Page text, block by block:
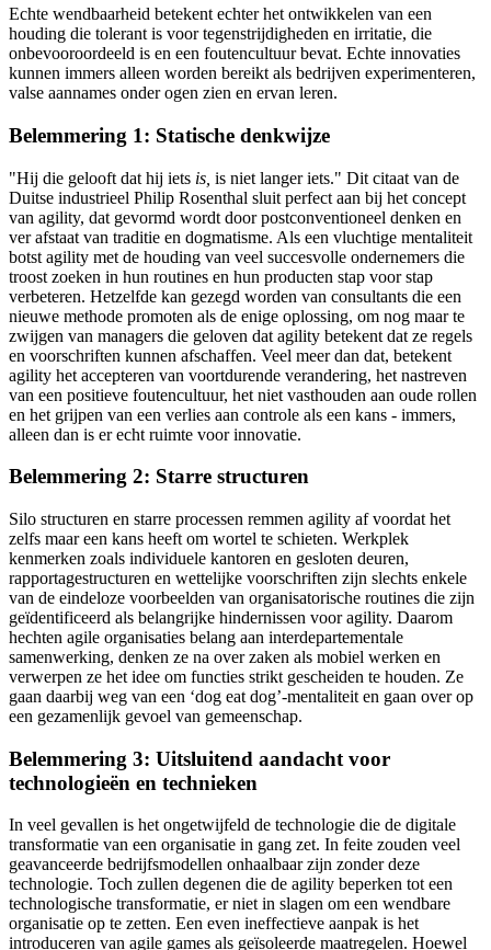
Echte wendbaarheid betekent echter het ontwikkelen van een
houding die tolerant is voor tegenstrijdigheden en irritatie, die
onbevooroordeeld is en een foutencultuur bevat. Echte innovaties
kunnen immers alleen worden bereikt als bedrijven experimenteren,
valse aannames onder ogen zien en ervan leren.
Belemmering 1: Statische denkwijze
"Hij die gelooft dat hij iets is is niet langer iets." Dit citaat van de
Duitse industrieel Philip Rosenthal sluit perfect aan bij het concept
van agility, dat gevormd wordt door postconventioneel denken en
ver afstaat van traditie en dogmatisme. Als een vluchtige mentaliteit
botst agility met de houding van veel succesvolle ondernemers die
troost zoeken in hun routines en hun producten stap voor stap
verbeteren. Hetzelfde kan gezegd worden van consultants die een
nieuwe methode promoten als de enige oplossing, om nog maar te
zwijgen van managers die geloven dat agility betekent dat ze regels
en voorschriften kunnen afschaffen. Veel meer dan dat, betekent
agility het accepteren van voortdurende verandering, het nastreven
van een positieve foutencultuur, het niet vasthouden aan oude rollen
en het grijpen van een verlies aan controle als een kans - immers,
alleen dan is er echt ruimte voor innovatie.
Belemmering 2: Starre structuren
Silo structuren en starre processen remmen agility af voordat het
zelfs maar een kans heeft om wortel te schieten. Werkplek
kenmerken zoals individuele kantoren en gesloten deuren,
rapportagestructuren en wettelijke voorschriften zijn slechts enkele
van de eindeloze voorbeelden van organisatorische routines die zijn
geïdentificeerd als belangrijke hindernissen voor agility. Daarom
hechten agile organisaties belang aan interdepartementale
samenwerking, denken ze na over zaken als mobiel werken en
verwerpen ze het idee om functies strikt gescheiden te houden. Ze
gaan daarbij weg van een ‘dog eat dog’-mentaliteit en gaan over op
een gezamenlijk gevoel van gemeenschap.
Belemmering 3: Uitsluitend aandacht voor
technologieën en technieken
In veel gevallen is het ongetwijfeld de technologie die de digitale
transformatie van een organisatie in gang zet. In feite zouden veel
geavanceerde bedrijfsmodellen onhaalbaar zijn zonder deze
technologie. Toch zullen degenen die de agility beperken tot een
technologische transformatie, er niet in slagen om een wendbare
organisatie op te zetten. Een even ineffectieve aanpak is het
introduceren van agile games als geïsoleerde maatregelen. Hoewel